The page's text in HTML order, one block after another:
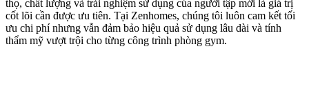
thọ, chất lượng và trải nghiệm sử dụng của người tập mới là giá trị
cốt lõi cần được ưu tiên. Tại Zenhomes, chúng tôi luôn cam kết tối
ưu chi phí nhưng vẫn đảm bảo hiệu quả sử dụng lâu dài và tính
thẩm mỹ vượt trội cho từng công trình phòng gym.